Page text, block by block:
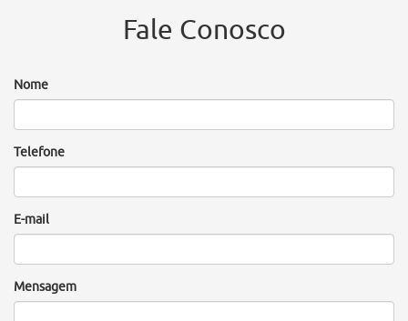
Fale Conosco
Nome
Telefone
E-mail
Mensagem